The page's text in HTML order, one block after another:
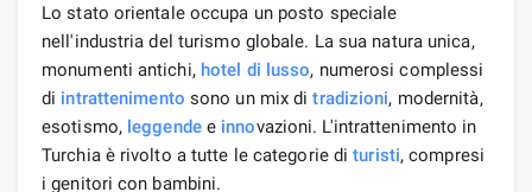
Lo stato orientale occupa un posto speciale
nell'industria del turismo globale. La sua natura unica,
monumenti antichi, hotel di lusso, numerosi complessi
di intrattenimento sono un mix ditradizioni, modernità,
esotismo, leggendee innovazioni. L'intrattenimento in
Turchia è rivolto a tutte le categorie dituristi, compresi
i genitori con bambini.